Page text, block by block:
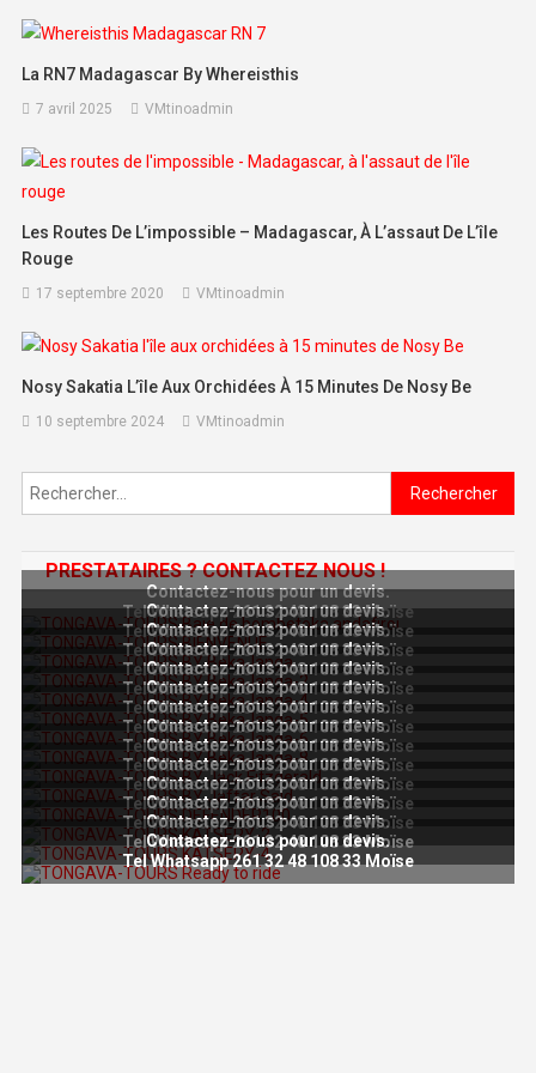
La RN7 Madagascar By Whereisthis
7 avril 2025 VMtinoadmin
Les Routes De L’impossible – Madagascar, À L’assaut De L’île
Rouge
17 septembre 2020 VMtinoadmin
Nosy Sakatia L’île Aux Orchidées À 15 Minutes De Nosy Be
10 septembre 2024 VMtinoadmin
Rechercher :
PRESTATAIRES ? CONTACTEZ NOUS !
Contactez-nous pour un devis.
Tel Whatsapp 261 32 48 108 33 Moïse
Contactez-nous pour un devis.
Tel Whatsapp 261 32 48 108 33 Moïse
Contactez-nous pour un devis.
Tel Whatsapp 261 32 48 108 33 Moïse
Contactez-nous pour un devis.
Tel Whatsapp 261 32 48 108 33 Moïse
Contactez-nous pour un devis.
Tel Whatsapp 261 32 48 108 33 Moïse
Contactez-nous pour un devis.
Tel Whatsapp 261 32 48 108 33 Moïse
Contactez-nous pour un devis.
Tel Whatsapp 261 32 48 108 33 Moïse
Contactez-nous pour un devis.
Tel Whatsapp 261 32 48 108 33 Moïse
Contactez-nous pour un devis.
Tel Whatsapp 261 32 48 108 33 Moïse
Contactez-nous pour un devis.
Tel Whatsapp 261 32 48 108 33 Moïse
Contactez-nous pour un devis.
Tel Whatsapp 261 32 48 108 33 Moïse
Contactez-nous pour un devis.
Tel Whatsapp 261 32 48 108 33 Moïse
Contactez-nous pour un devis.
Tel Whatsapp 261 32 48 108 33 Moïse
Contactez-nous pour un devis.
Tel Whatsapp 261 32 48 108 33 Moïse